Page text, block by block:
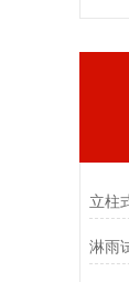
立柱
淋雨